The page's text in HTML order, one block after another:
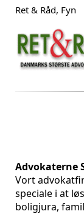
Ret & Råd, Fyn
Advokaterne
Vort
speciale i at
boligjura,